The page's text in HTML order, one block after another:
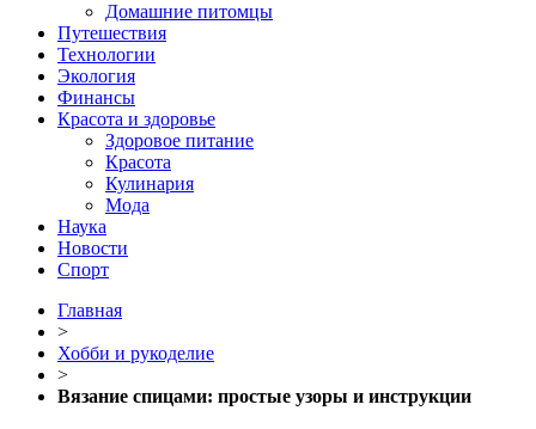
Домашние питомцы
Путешествия
Технологии
Экология
Финансы
Красота и здоровье
Здоровое питание
Красота
Кулинария
Мода
Наука
Новости
Спорт
Главная
>
Хобби и рукоделие
>
Вязание спицами: простые узоры и инструкции